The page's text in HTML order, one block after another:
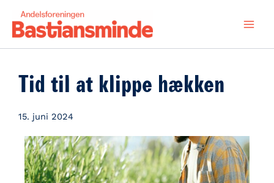
indholdet
Tid til at klippe hækken
15. juni 2024